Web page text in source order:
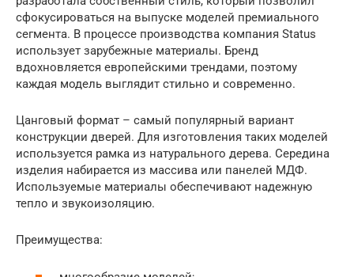
сфокусироваться на выпуске моделей премиального
сегмента. В процессе производства компания Status
использует зарубежные материалы. Бренд
вдохновляется европейскими трендами, поэтому
каждая модель выглядит стильно и современно.
Цанговый формат – самый популярный вариант
конструкции дверей. Для изготовления таких моделей
используется рамка из натурального дерева. Середина
изделия набирается из массива или панелей МДФ.
Используемые материалы обеспечивают надежную
тепло и звукоизоляцию.
Преимущества: